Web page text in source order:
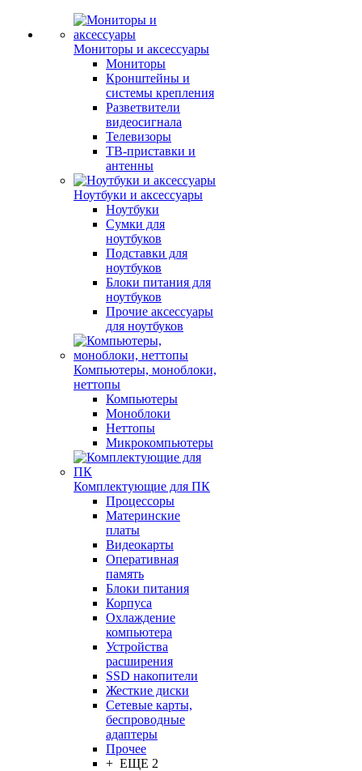
Мониторы и аксессуары
Мониторы
Кронштейны и
системы крепления
Разветвители
видеосигнала
Телевизоры
ТВ-приставки и
антенны
Ноутбуки и аксессуары
Ноутбуки
Сумки для
ноутбуков
Подставки для
ноутбуков
Блоки питания для
ноутбуков
Прочие аксессуары
для ноутбуков
Компьютеры, моноблоки,
неттопы
Компьютеры
Моноблоки
Неттопы
Микрокомпьютеры
Комплектующие для ПК
Процессоры
Материнские
платы
Видеокарты
Оперативная
память
Блоки питания
Корпуса
Охлаждение
компьютера
Устройства
расширения
SSD накопители
Жесткие диски
Сетевые карты,
беспроводные
адаптеры
Прочее
+ ЕЩЕ 2